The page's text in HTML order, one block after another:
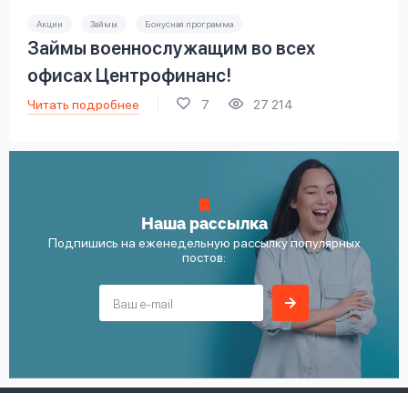
Акции Займы Бонусная программа
Займы военнослужащим во всех
офисах Центрофинанс!
Читать подробнее 7 27 214
Наша рассылка
Подпишись на еженедельную рассылку популярных
постов: